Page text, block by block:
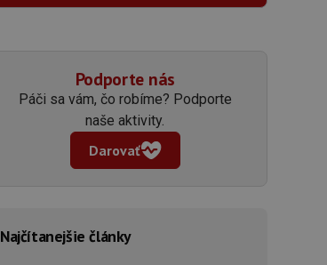
Podporte nás
Páči sa vám, čo robíme? Podporte
naše aktivity.
Darovať
Najčítanejšie články